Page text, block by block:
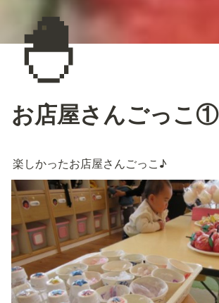
🐣
お店屋さんごっこ①
楽しかったお店屋さんごっこ♪